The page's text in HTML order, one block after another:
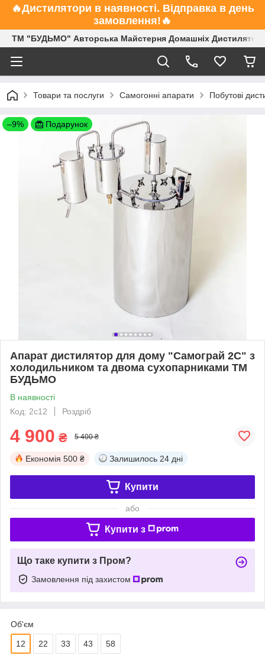
🔥Дистилятори в наявності. Відправка в день
замовлення!🔥
ТМ "БУДЬМО" Авторська Майстерня Домашніх
Товари та послуги Самогонні апарати Побутові
–9% Подарунок
Апарат дистилятор для дому "Самограй 2С" з
холодильником та двома сухопарниками ТМ
БУДЬМО
В наявності
Код: 2с12
Роздріб
4 900 ₴ 5 400 ₴
Економія 500 ₴ Залишилось 24 дні
Купити
або
Купити з
Що таке купити з Пром?
Замовлення під захистом
Об'єм
12 22 33 43 58